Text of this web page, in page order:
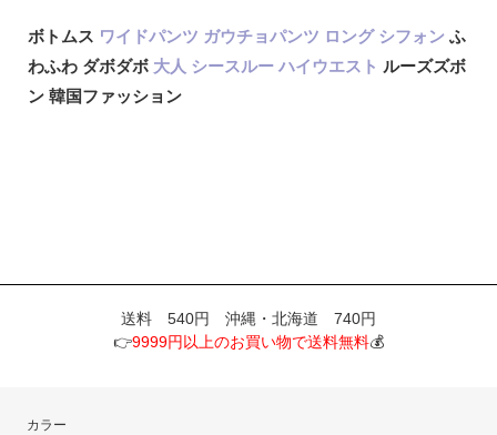
ボトムス ワイドパンツ ガウチョパンツ ロング シフォン ふ
わふわ ダボダボ 大人 シースルー ハイウエスト ルーズズボ
ン 韓国ファッション
送料 540円 沖縄・北海道 740円
👉9999円以上のお買い物で送料無料💰
カラー